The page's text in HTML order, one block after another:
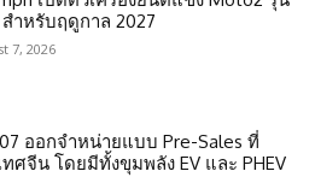
ำหรับฤดูกาล 2027
7, 2026
ออกจำหน่ายแบบ Pre-Sales ที่
ทศจีน โดยมีทั้งขุมพลัง EV และ PHEV